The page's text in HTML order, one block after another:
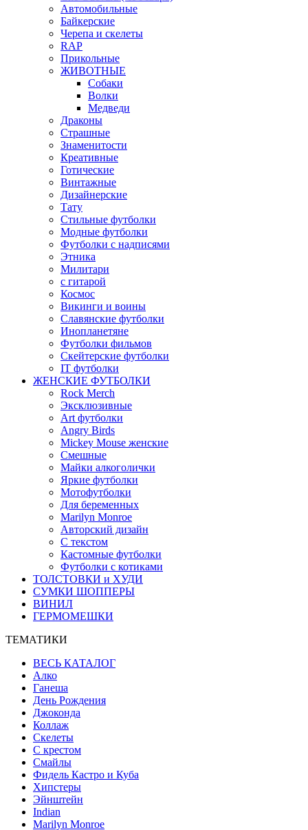
Автомобильные
Байкерские
Черепа и скелеты
RAP
Прикольные
ЖИВОТНЫЕ
Собаки
Волки
Медведи
Драконы
Страшные
Знаменитости
Креативные
Готические
Винтажные
Дизайнерские
Тату
Стильные футболки
Модные футболки
Футболки с надписями
Этника
Милитари
с гитарой
Космос
Викинги и воины
Славянские футболки
Инопланетяне
Футболки фильмов
Скейтерские футболки
IT футболки
ЖЕНСКИЕ ФУТБОЛКИ
Rock Merch
Эксклюзивные
Art футболки
Angry Birds
Mickey Mouse женские
Смешные
Майки алкоголички
Яркие футболки
Мотофутболки
Для беременных
Marilyn Monroe
Авторский дизайн
С текстом
Кастомные футболки
Футболки с котиками
ТОЛСТОВКИ и ХУДИ
СУМКИ ШОППЕРЫ
ВИНИЛ
ГЕРМОМЕШКИ
ТЕМАТИКИ
ВЕСЬ КАТАЛОГ
Алко
Ганеша
День Рождения
Джоконда
Коллаж
Скелеты
С крестом
Смайлы
Фидель Кастро и Куба
Хипстеры
Эйнштейн
Indian
Marilyn Monroe